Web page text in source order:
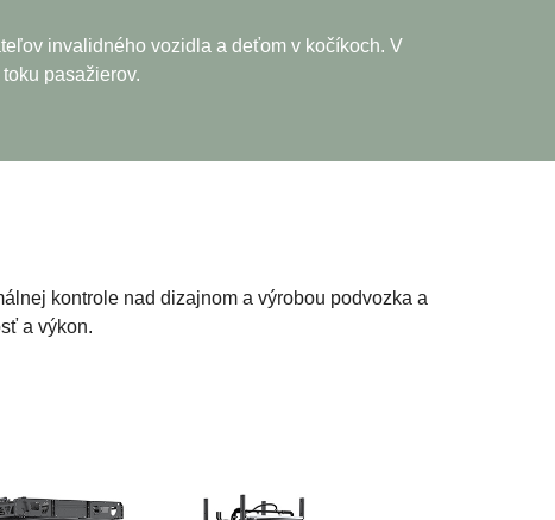
invalidného vozidla a deťom v kočíkoch. V
pasažierov.
kontrole nad dizajnom a výrobou podvozka a
a výkon.